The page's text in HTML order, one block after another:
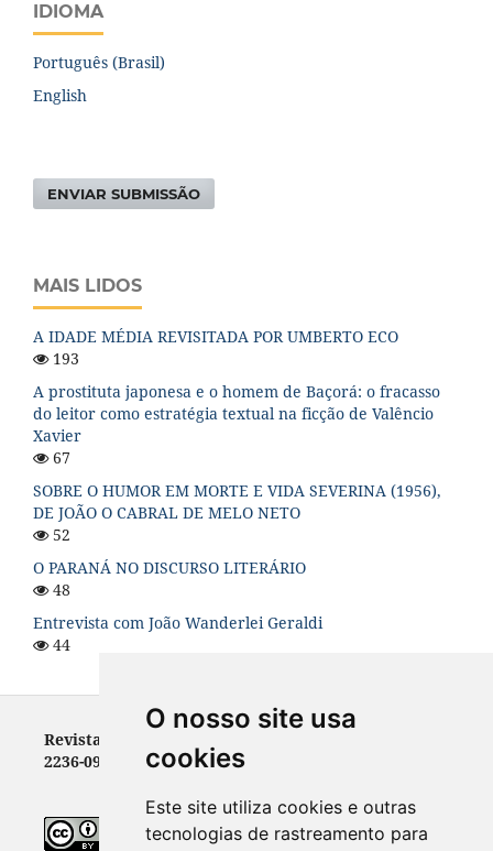
O nosso site usa
cookies
Este site utiliza cookies e outras
tecnologias de rastreamento para
IDIOMA
Português (Brasil)
English
ENVIAR SUBMISSÃO
MAIS LIDOS
A IDADE MÉDIA REVISITADA POR UMBERTO ECO
193
A prostituta japonesa e o homem de Baçorá: o fracasso
do leitor como estratégia textual na ficção de Valêncio
Xavier
67
SOBRE O HUMOR EM MORTE E VIDA SEVERINA (1956),
DE JOÃO O CABRAL DE MELO NETO
52
O PARANÁ NO DISCURSO LITERÁRIO
48
Entrevista com João Wanderlei Geraldi
44
Revista Letras - ISSN 0100-0888 (versão impressa) e
2236-0999 (versão eletrônica)